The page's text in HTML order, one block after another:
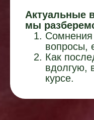
Актуальные
мы
вопросы,
Как
вдолгую,
курсе.